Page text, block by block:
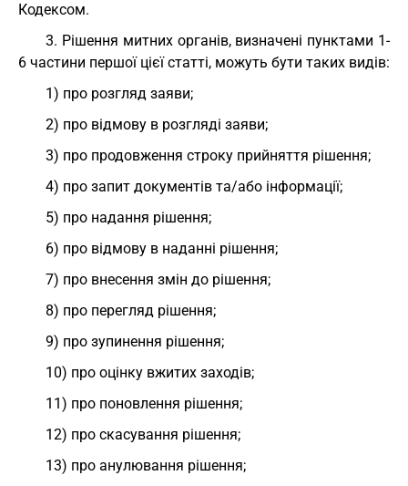
Кодексом.
3. Рішення митних органів, визначені пунктами 1-
6 частини першої цієї статті, можуть бути таких видів:
1) про розгляд заяви;
2) про відмову в розгляді заяви;
3) про продовження строку прийняття рішення;
4) про запит документів та/або інформації;
5) про надання рішення;
6) про відмову в наданні рішення;
7) про внесення змін до рішення;
8) про перегляд рішення;
9) про зупинення рішення;
10) про оцінку вжитих заходів;
11) про поновлення рішення;
12) про скасування рішення;
13) про анулювання рішення;